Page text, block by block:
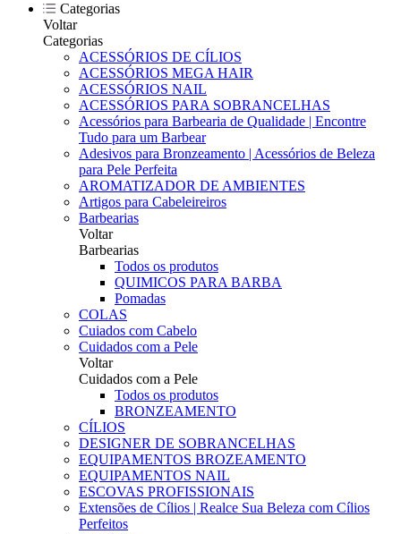
Categorias
Voltar
Categorias
ACESSÓRIOS DE CÍLIOS
ACESSÓRIOS MEGA HAIR
ACESSÓRIOS NAIL
ACESSÓRIOS PARA SOBRANCELHAS
Acessórios para Barbearia de Qualidade | Encontre
Tudo para um Barbear
Adesivos para Bronzeamento | Acessórios de Beleza
para Pele Perfeita
AROMATIZADOR DE AMBIENTES
Artigos para Cabeleireiros
Barbearias
Voltar
Barbearias
Todos os produtos
QUIMICOS PARA BARBA
Pomadas
COLAS
Cuiados com Cabelo
Cuidados com a Pele
Voltar
Cuidados com a Pele
Todos os produtos
BRONZEAMENTO
CÍLIOS
DESIGNER DE SOBRANCELHAS
EQUIPAMENTOS BROZEAMENTO
EQUIPAMENTOS NAIL
ESCOVAS PROFISSIONAIS
Extensões de Cílios | Realce Sua Beleza com Cílios
Perfeitos